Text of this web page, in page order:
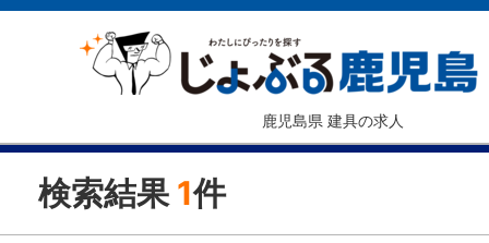
鹿児島県 建具の求人
検索結果 1件